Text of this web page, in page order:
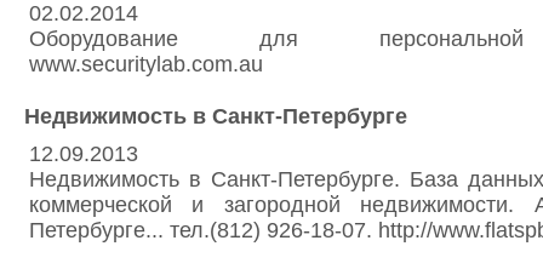
02.02.2014
Оборудование для персональной
www.securitylab.com.au
Недвижимость в Санкт-Петербурге
12.09.2013
Недвижимость в Санкт-Петербурге. База
коммерческой и загородной недвижимости.
Петербурге... тел.(812) 926-18-07. http://